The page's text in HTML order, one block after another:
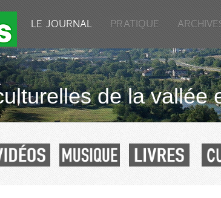
LE JOURNAL PRATIQUE
de la vallée